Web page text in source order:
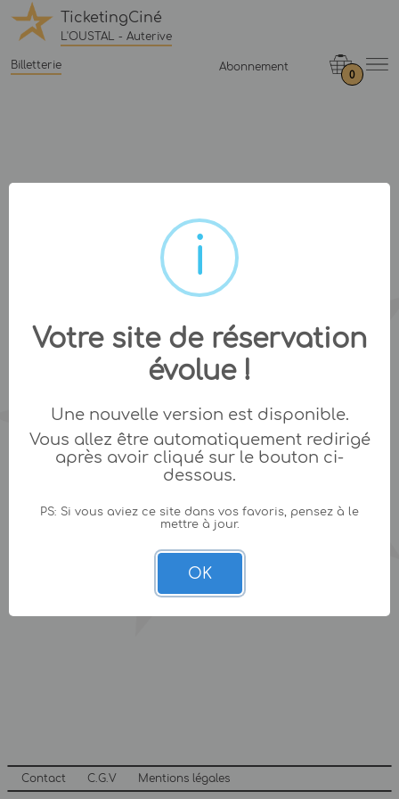
TicketingCiné
L'OUSTAL - Auterive
Billetterie Abonnement
0
Contact C.G.V Mentions légales
Votre site de réservation
évolue !
Une nouvelle version est disponible.
Vous allez être automatiquement redirigé
après avoir cliqué sur le bouton ci-
dessous.
PS: Si vous aviez ce site dans vos favoris, pensez à le
mettre à jour.
OK